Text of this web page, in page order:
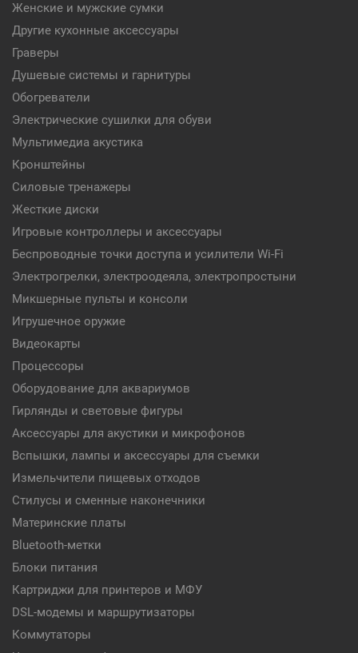
Женские и мужские сумки
Другие кухонные аксессуары
Граверы
Душевые системы и гарнитуры
Обогреватели
Электрические сушилки для обуви
Мультимедиа акустика
Кронштейны
Силовые тренажеры
Жесткие диски
Игровые контроллеры и аксессуары
Беспроводные точки доступа и усилители Wi-Fi
Электрогрелки, электроодеяла, электропростыни
Микшерные пульты и консоли
Игрушечное оружие
Видеокарты
Процессоры
Оборудование для аквариумов
Гирлянды и световые фигуры
Аксессуары для акустики и микрофонов
Вспышки, лампы и аксессуары для съемки
Измельчители пищевых отходов
Стилусы и сменные наконечники
Материнские платы
Bluetooth-метки
Блоки питания
Картриджи для принтеров и МФУ
DSL-модемы и маршрутизаторы
Коммутаторы